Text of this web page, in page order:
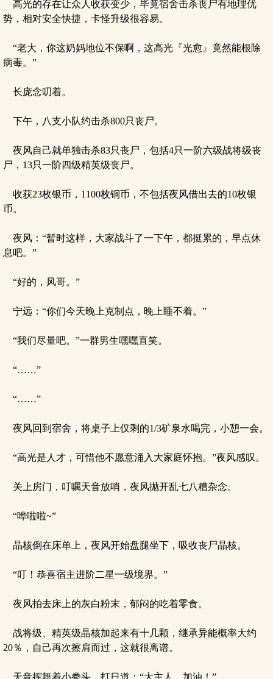
高光的存在让众人收获变少，毕竟宿舍击杀丧尸有地理优
势，相对安全快捷，卡怪升级很容易。
“老大，你这奶妈地位不保啊，这高光『光愈』竟然能根除
病毒。”
长庞念叨着。
下午，八支小队约击杀800只丧尸。
夜风自己就单独击杀83只丧尸，包括4只一阶六级战将级丧
尸，13只一阶四级精英级丧尸。
收获23枚银币，1100枚铜币，不包括夜风借出去的10枚银
币。
夜风：“暂时这样，大家战斗了一下午，都挺累的，早点休
息吧。”
“好的，风哥。”
宁远：“你们今天晚上克制点，晚上睡不着。”
“我们尽量吧。”一群男生嘿嘿直笑。
“……”
“……”
夜风回到宿舍，将桌子上仅剩的1/3矿泉水喝完，小憩一会。
“高光是人才，可惜他不愿意涌入大家庭怀抱。”夜风感叹。
关上房门，叮嘱天音放哨，夜风抛开乱七八糟杂念。
“哗啦啦~”
晶核倒在床单上，夜风开始盘腿坐下，吸收丧尸晶核。
“叮！恭喜宿主进阶二星一级境界。”
夜风拍去床上的灰白粉末，郁闷的吃着零食。
战将级、精英级晶核加起来有十几颗，继承异能概率大约
20％，自己再次擦肩而过，这就很离谱。
天音挥舞着小拳头，打日道：“大主人，加油！”